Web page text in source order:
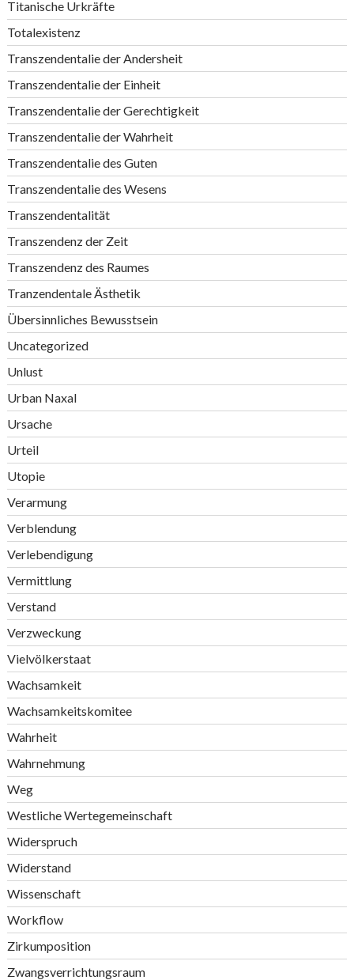
Titanische Urkräfte
Totalexistenz
Transzendentalie der Andersheit
Transzendentalie der Einheit
Transzendentalie der Gerechtigkeit
Transzendentalie der Wahrheit
Transzendentalie des Guten
Transzendentalie des Wesens
Transzendentalität
Transzendenz der Zeit
Transzendenz des Raumes
Tranzendentale Ästhetik
Übersinnliches Bewusstsein
Uncategorized
Unlust
Urban Naxal
Ursache
Urteil
Utopie
Verarmung
Verblendung
Verlebendigung
Vermittlung
Verstand
Verzweckung
Vielvölkerstaat
Wachsamkeit
Wachsamkeitskomitee
Wahrheit
Wahrnehmung
Weg
Westliche Wertegemeinschaft
Widerspruch
Widerstand
Wissenschaft
Workflow
Zirkumposition
Zwangsverrichtungsraum